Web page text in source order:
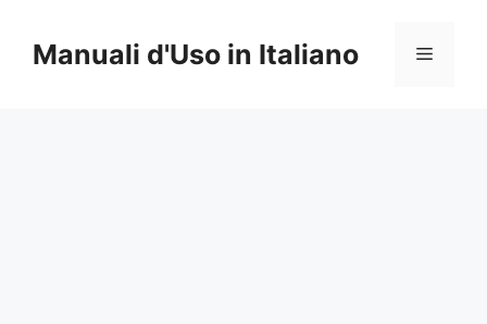
contenuto
Manuali d'Uso in Italiano Menu